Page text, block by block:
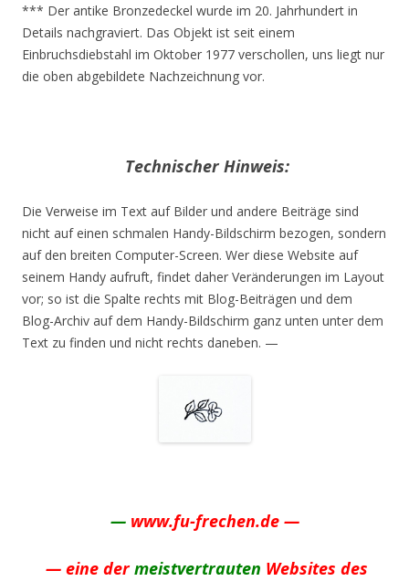
*** Der antike Bronzedeckel wurde im 20. Jahrhundert in
Details nachgraviert. Das Objekt ist seit einem
Einbruchsdiebstahl im Oktober 1977 verschollen, uns liegt nur
die oben abgebildete Nachzeichnung vor.
Technischer Hinweis:
Die Verweise im Text auf Bilder und andere Beiträge sind
nicht auf einen schmalen Handy-Bildschirm bezogen, sondern
auf den breiten Computer-Screen. Wer diese Website auf
seinem Handy aufruft, findet daher Veränderungen im Layout
vor; so ist die Spalte rechts mit Blog-Beiträgen und dem
Blog-Archiv auf dem Handy-Bildschirm ganz unten unter dem
Text zu finden und nicht rechts daneben. —
— www.fu-frechen.de —
— eine dermeistvertrauten Websites des